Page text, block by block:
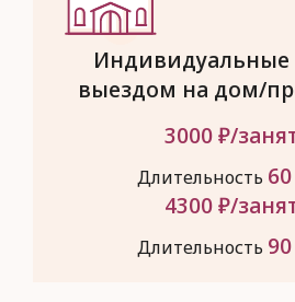
Индивидуальные
выездом на дом/
3000₽/
Длительность 60
4300₽/
Длительность 90